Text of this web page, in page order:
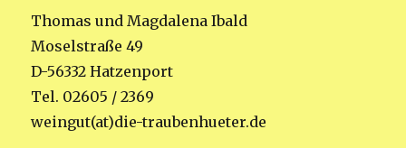
Thomas und Magdalena Ibald
Moselstraße 49
D-56332 Hatzenport
Tel. 02605 / 2369
weingut(at)die-traubenhueter.de